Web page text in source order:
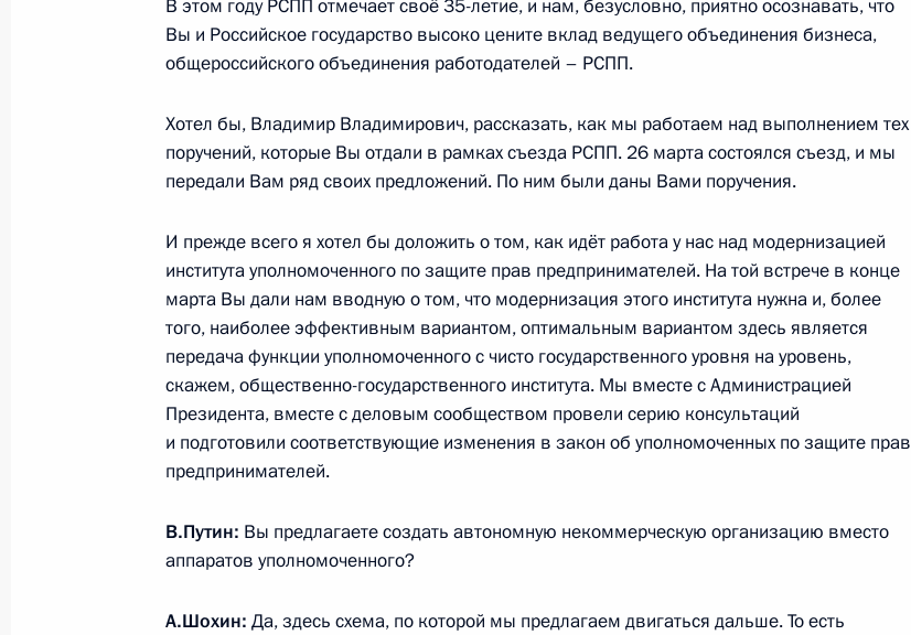
Встреча с Уполномоченным по правам ребёнка Марией
Львовой-Беловой
Вручение орденов «Мать-героиня» и «Родительская слава»
Телефонный разговор с Премьер-министром Армении Николом
Пашиняном
1 июня 2026 года, 12:15
Владимир Путин ответил на вопросы представителей СМИ
12
В этом году РСПП отмечает своё 35-летие, и нам, безусловно, приятно осознавать, что
Вы и Российское государство высоко цените вклад ведущего объединения бизнеса,
общероссийского объединения работодателей – РСПП.
Хотел бы, Владимир Владимирович, рассказать, как мы работаем над выполнением тех
поручений, которые Вы отдали в рамках съезда РСПП. 26 марта состоялся съезд, и мы
передали Вам ряд своих предложений. По ним были даны Вами поручения.
И прежде всего я хотел бы доложить о том, как идёт работа у нас над модернизацией
института уполномоченного по защите прав предпринимателей. На той встрече в конце
марта Вы дали нам вводную о том, что модернизация этого института нужна и, более
того, наиболее эффективным вариантом, оптимальным вариантом здесь является
передача функции уполномоченного с чисто государственного уровня на уровень,
скажем, общественно-государственного института. Мы вместе с Администрацией
Президента, вместе с деловым сообществом провели серию консультаций
и подготовили соответствующие изменения в закон об уполномоченных по защите прав
предпринимателей.
В.Путин: Вы предлагаете создать автономную некоммерческую организацию вместо
аппаратов уполномоченного?
А.Шохин: Да, здесь схема, по которой мы предлагаем двигаться дальше. То есть